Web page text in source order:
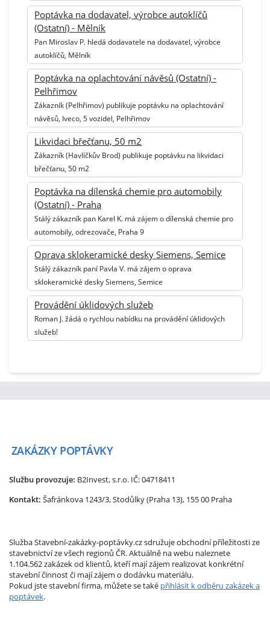
Poptávka na dodavatel, výrobce autoklíčů
(Ostatní) - Mělník
Pan Miroslav P. hledá dodavatele na dodavatel, výrobce
autoklíčů, Mělník
Poptávka na oplachtování návěsů (Ostatní) -
Pelhřimov
Zákazník (Pelhřimov) publikuje poptávku na oplachtování
návěsů, Iveco, 5 vozidel, Pelhřimov
Likvidaci břečťanu, 50 m2
Zákazník (Havlíčkův Brod) publikuje poptávku na likvidaci
břečťanu, 50 m2
Poptávka na dílenská chemie pro automobily
(Ostatní) - Praha
Stálý zákazník pan Karel K. má zájem o dílenská chemie pro
automobily, odrezovače, Praha 9
Oprava sklokeramické desky Siemens, Semice
Stálý zákazník paní Pavla V. má zájem o oprava
sklokeramické desky Siemens, Semice
Provádění úklidových služeb
Roman J. žádá o rychlou nabídku na provádění úklidových
služeb!
ZAKÁZKY POPTÁVKY
Službu provozuje: B2Invest, s.r.o. IČ: 04718411
Kontakt: Šafránkova 1243/3, Stodůlky (Praha 13), 155 00 Praha
Služba Stavební-zakázky-poptávky.cz sdružuje obchodní příležitosti ze
stavebnictví ze všech regionů ČR. Aktuálně na webu naleznete
1.104.562 zakázek od klientů, kteří mají zájem realizovat konkrétní
stavební činnost či mají zájem o dodávku materiálu.
Pokud jste stavební firma, můžete se také přihlásit k odběru zakázek a
poptávek.